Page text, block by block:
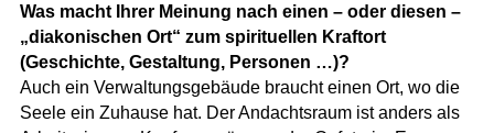
Was macht Ihrer Meinung nach einen – oder diesen –
„diakonischen Ort“ zum spirituellen Kraftort
(Geschichte, Gestaltung, Personen …)?
Auch ein Verwaltungsgebäude braucht einen Ort, wo die
Seele ein Zuhause hat. Der Andachtsraum ist anders als